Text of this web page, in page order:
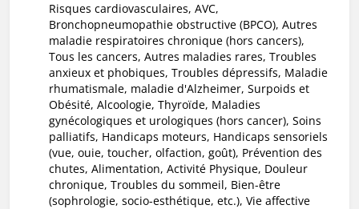
Risques cardiovasculaires, AVC,
Bronchopneumopathie obstructive (BPCO), Autres
maladie respiratoires chronique (hors cancers),
Tous les cancers, Autres maladies rares, Troubles
anxieux et phobiques, Troubles dépressifs, Maladie
rhumatismale, maladie d'Alzheimer, Surpoids et
Obésité, Alcoologie, Thyroïde, Maladies
gynécologiques et urologiques (hors cancer), Soins
palliatifs, Handicaps moteurs, Handicaps sensoriels
(vue, ouie, toucher, olfaction, goût), Prévention des
chutes, Alimentation, Activité Physique, Douleur
chronique, Troubles du sommeil, Bien-être
(sophrologie, socio-esthétique, etc.), Vie affective